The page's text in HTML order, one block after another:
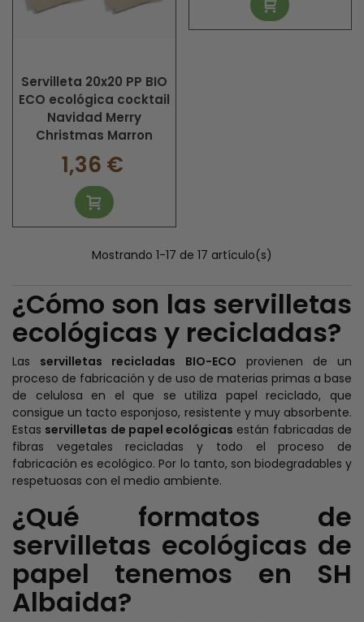
Servilleta 20x20 PP BIO
ECO ecológica cocktail
Navidad Merry
Christmas Marron
1,36 €
Mostrando 1-17 de 17 artículo(s)
¿Cómo son las servilletas
ecológicas y recicladas?
Las servilletas recicladas BIO-ECO provienen de un
proceso de fabricación y de uso de materias primas a base
de celulosa en el que se utiliza papel reciclado, que
consigue un tacto esponjoso, resistente y muy absorbente.
Estas servilletas de papel ecológicas están fabricadas de
fibras vegetales recicladas y todo el proceso de
fabricación es ecológico. Por lo tanto, son biodegradables y
respetuosas con el medio ambiente.
¿Qué formatos de
servilletas ecológicas de
papel tenemos en SH
Albaida?